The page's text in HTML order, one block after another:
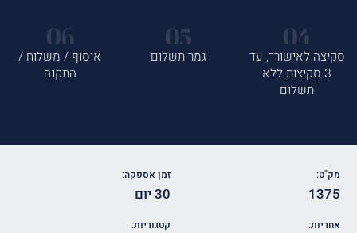
סקיצה לאישורך, עד
3 סקיצות ללא
תשלום
גמר תשלום
איסוף / משלוח /
התקנה
מק"ט:
1375
זמן אספקה:
30 יום
אחריות: קטגוריות: